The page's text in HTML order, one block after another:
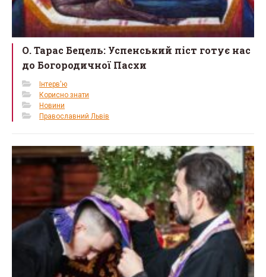
О. Тарас Бецель: Успенський піст готує нас
до Богородичної Пасхи
Інтерв'ю
Корисно знати
Новини
Православний Львів